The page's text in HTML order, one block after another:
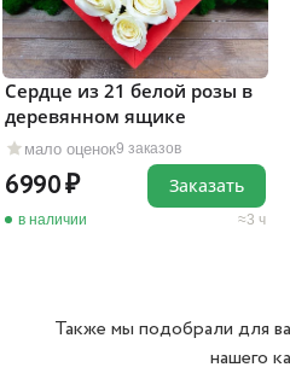
мало оценок9 заказов
Сердце из 21 белой розы в
деревянном ящике
6990
в наличии 3 ч
Заказать
Также мы подобрали для
нашего